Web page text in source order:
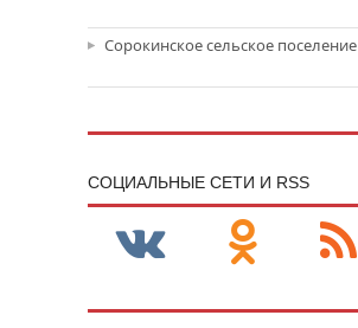
Сорокинское сельское поселение
CОЦИАЛЬНЫЕ СЕТИ И RSS